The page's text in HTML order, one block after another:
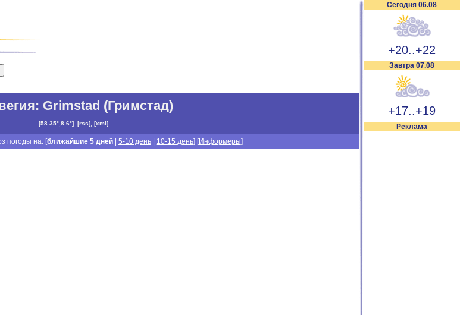
Сегодня 06.08
+20..+22
Завтра 07.08
+17..+19
Реклама
: Grimstad (Гримстад)
[58.35°,8.6°] [rss], [xml]
погоды на: [ближайшие 5 дней| 5-10 день| 10-15 день] [Информеры]